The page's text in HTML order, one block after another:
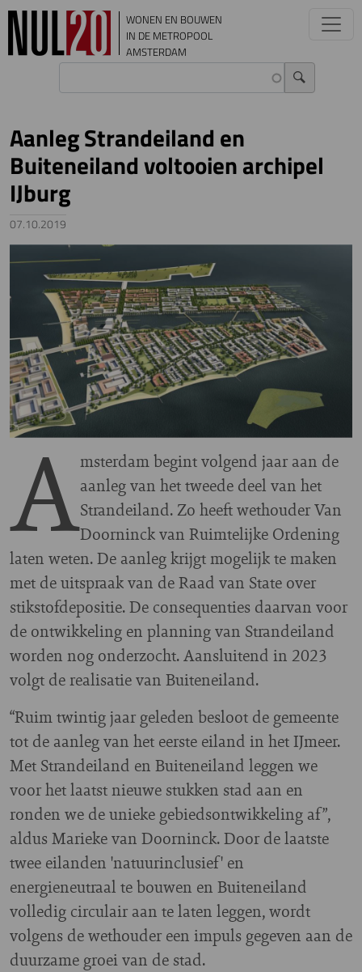
Overslaan en naar de inhoud gaan
WONEN EN BOUWEN
IN DE METROPOOL
AMSTERDAM
Aanleg Strandeiland en
Buiteneiland voltooien archipel
IJburg
07.10.2019
Amsterdam begint volgend jaar aan de
aanleg van het tweede deel van het
Strandeiland. Zo heeft wethouder Van
Doorninck van Ruimtelijke Ordening
laten weten. De aanleg krijgt mogelijk te maken
met de uitspraak van de Raad van State over
stikstofdepositie. De consequenties daarvan voor
de ontwikkeling en planning van Strandeiland
worden nog onderzocht. Aansluitend in 2023
volgt de realisatie van Buiteneiland.
“Ruim twintig jaar geleden besloot de gemeente
tot de aanleg van het eerste eiland in het IJmeer.
Met Strandeiland en Buiteneiland leggen we
voor het laatst nieuwe stukken stad aan en
ronden we de unieke gebiedsontwikkeling af”,
aldus Marieke van Doorninck. Door de laatste
twee eilanden 'natuurinclusief' en
energieneutraal te bouwen en Buiteneiland
volledig circulair aan te laten leggen, wordt
volgens de wethouder een impuls gegeven aan de
duurzame groei van de stad.